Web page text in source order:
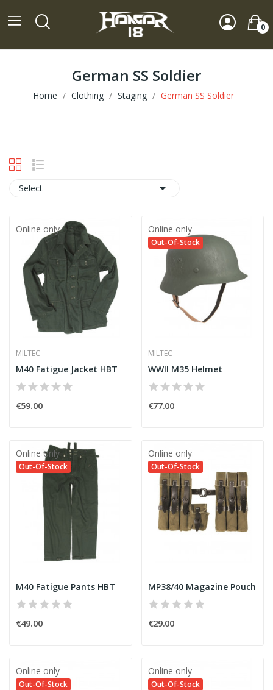
0
German SS Soldier
Home Clothing Staging German SS Soldier
Select 
Online only
MILTEC
M40 Fatigue Jacket HBT
€59.00
Online only
Out-Of-Stock
MILTEC
WWII M35 Helmet
€77.00
Online only
Out-Of-Stock
M40 Fatigue Pants HBT
€49.00
Online only
Out-Of-Stock
MP38/40 Magazine Pouch
€29.00
Online only
Out-Of-Stock
Online only
Out-Of-Stock